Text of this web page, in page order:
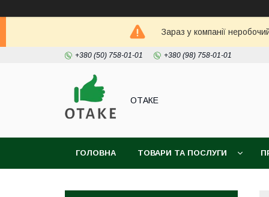
Зараз у компанії
+380 (50) 758-01-01 +380 (98) 758-01-01
ОТАКЕ
ГОЛОВНА ТОВАРИ ТА ПОСЛУГИ